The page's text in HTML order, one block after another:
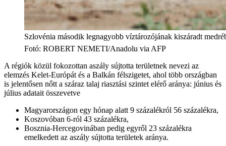
Szlovénia második legnagyobb víztározójának kiszáradt
Fotó: ROBERT NEMETI/Anadolu via AFP
A régiók közül fokozottan aszály sújtotta területnek nevezi az
elemzés Kelet-Európát és a Balkán félszigetet, ahol több országban
is jelentősen nőtt a száraz talaj riasztási szintet elérő aránya: június és
július adatait összevetve
Magyarországon egy hónap alatt 9 százalékról 56 százalékra,
Koszovóban 6-ról 43 százalékra,
Bosznia-Hercegovinában pedig egyről 23 százalékra
emelkedett az aszály sújtotta területek aránya.